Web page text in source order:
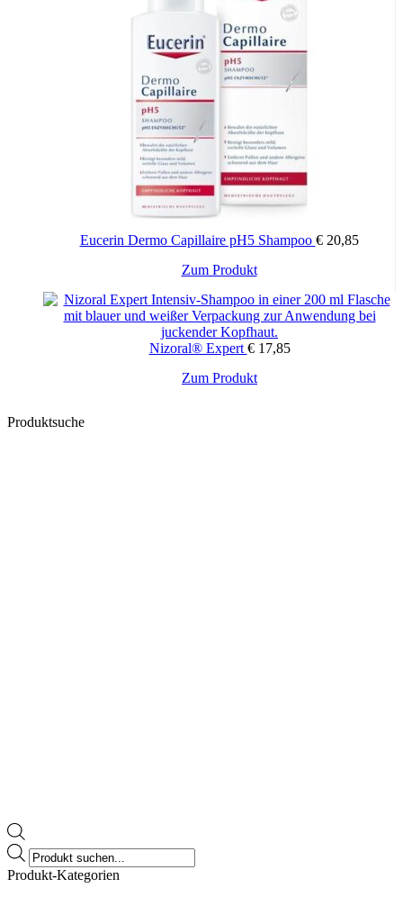
Eucerin Dermo Capillaire pH5 Shampoo €20,85
Zum Produkt
Nizoral® Expert €17,85
Zum Produkt
Produktsuche
Products
search
Produkt-Kategorien